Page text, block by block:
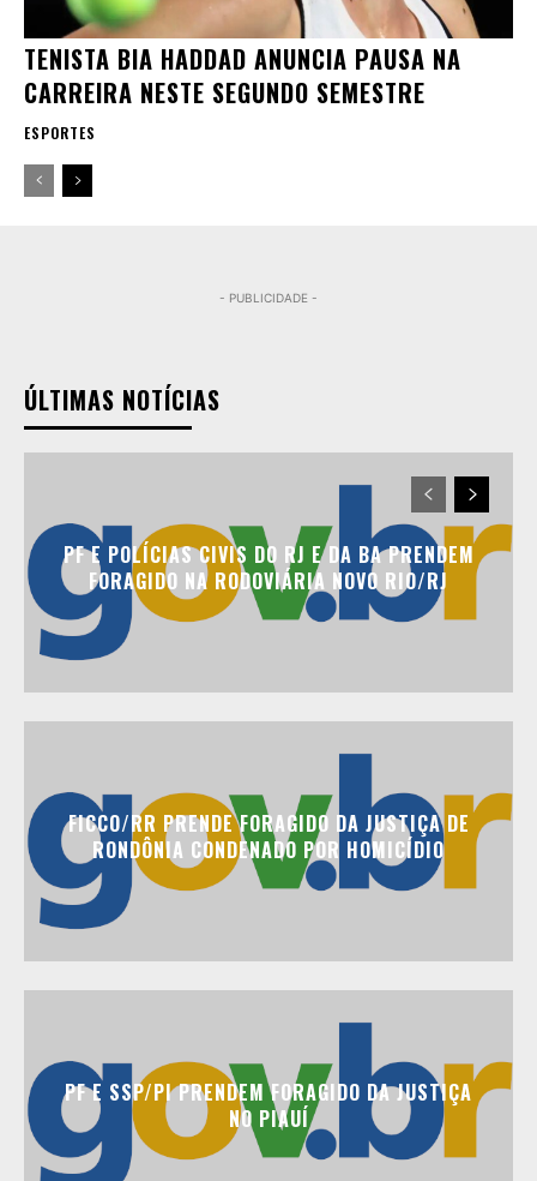
TENISTA BIA HADDAD ANUNCIA PAUSA NA
CARREIRA NESTE SEGUNDO SEMESTRE
ESPORTES
- PUBLICIDADE -
ÚLTIMAS NOTÍCIAS
PF E POLÍCIAS CIVIS DO RJ E DA BA PRENDEM
FORAGIDO NA RODOVIÁRIA NOVO RIO/RJ
FICCO/RR PRENDE FORAGIDO DA JUSTIÇA DE
RONDÔNIA CONDENADO POR HOMICÍDIO
PF E SSP/PI PRENDEM FORAGIDO DA JUSTIÇA
NO PIAUÍ